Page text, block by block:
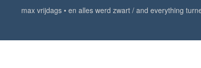
max vrijdags
en alles werd zwart / and everything